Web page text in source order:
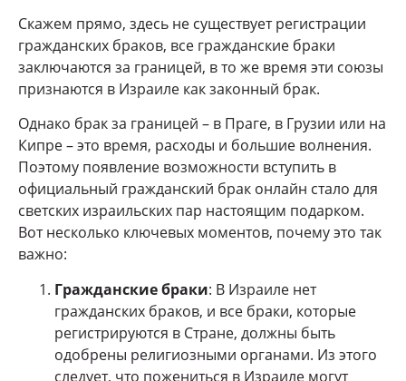
Скажем прямо, здесь не существует регистрации
гражданских браков, все гражданские браки
заключаются за границей, в то же время эти союзы
признаются в Израиле как законный брак.
Однако брак за границей – в Праге, в Грузии или на
Кипре – это время, расходы и большие волнения.
Поэтому появление возможности вступить в
официальный гражданский брак онлайн стало для
светских израильских пар настоящим подарком.
Вот несколько ключевых моментов, почему это так
важно:
Гражданские браки: В Израиле нет
гражданских браков, и все браки, которые
регистрируются в Стране, должны быть
одобрены религиозными органами. Из этого
следует, что пожениться в Израиле могут